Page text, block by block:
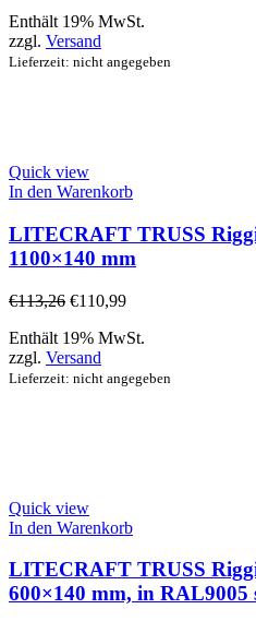
Enthält 19% MwSt.
zzgl. Versand
Lieferzeit: nicht angegeben
Quick view
In den Warenkorb
LITECRAFT TRUSS
1100×140 mm
€113,26 €110,99
Enthält 19% MwSt.
zzgl. Versand
Lieferzeit: nicht angegeben
Quick view
In den Warenkorb
LITECRAFT TRUSS
600×140 mm, in RAL9005